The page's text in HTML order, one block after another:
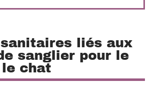
liés aux
sanglier pour le
chat